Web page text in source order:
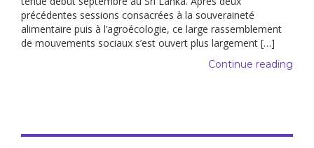
précédentes sessions consacrées à la souveraineté
alimentaire puis à l’agroécologie, ce large rassemblement
de mouvements sociaux s’est ouvert plus largement […]
Continue reading